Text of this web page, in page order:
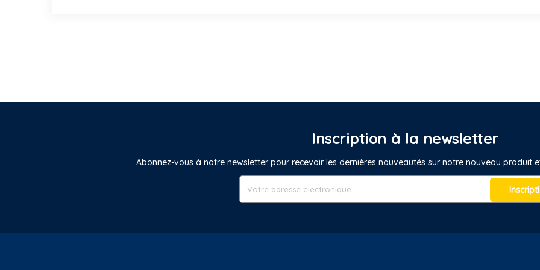
Inscription à la newsletter
Abonnez-vous à notre newsletter pour recevoir les dernières nouveautés sur notre nouveau produit